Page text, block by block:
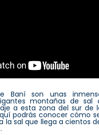
Baní son unas
montañas de sal
a esta zona del sur de
podrás conocer cómo
la sal que llega a cientos